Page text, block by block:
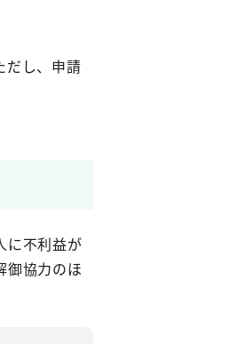
だし、申請
に不利益が
御協力のほ